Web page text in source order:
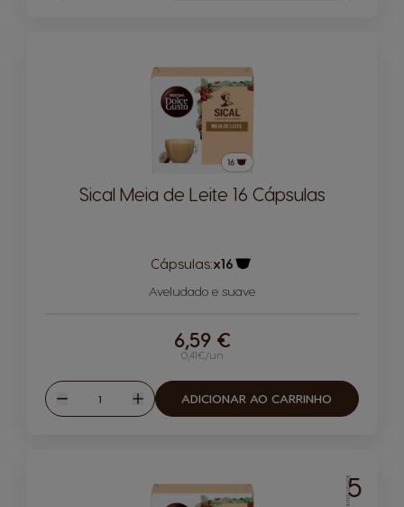
Sical Meia de Leite 16 Cápsulas
Cápsulas:x16
Aveludado e suave
0,41€/un
6,59 €
Reduzir
Quantidade
Aumentar
ADICIONAR AO CARRINHO
INTENSIDADE5